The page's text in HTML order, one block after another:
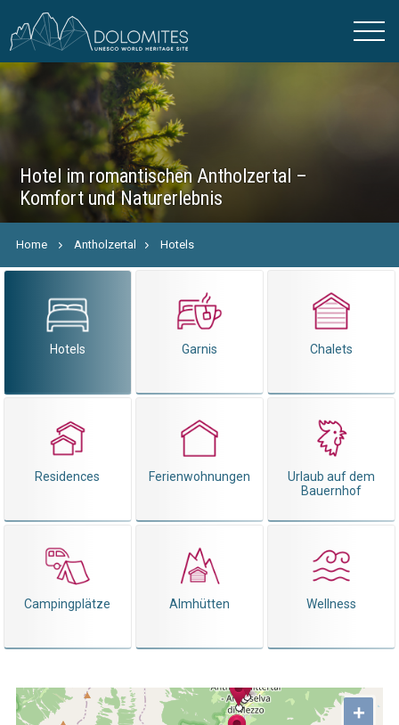
Hotel im romantischen Antholzertal –
Komfort und Naturerlebnis
Home Antholzertal Hotels
Hotels Garnis Chalets
Residences Ferienwohnungen
Urlaub auf dem
Bauernhof
Campingplätze Almhütten Wellness
+